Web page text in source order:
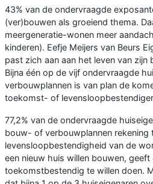
43% van de ondervraagde
(ver)bouwen als groeiend thema.
meergeneratie-wonen meer
kinderen). Eefje Meijers van Beurs
past zich aan aan het leven van zijn
Bijna één op de vijf ondervraagde
verbouwplannen is van plan de
toekomst- of
77,2% van de ondervraagde
bouw- of verbouwplannen rekening
levensloopbestendigheid van de
een nieuw huis willen bouwen,
toekomstbestendig te willen doen.